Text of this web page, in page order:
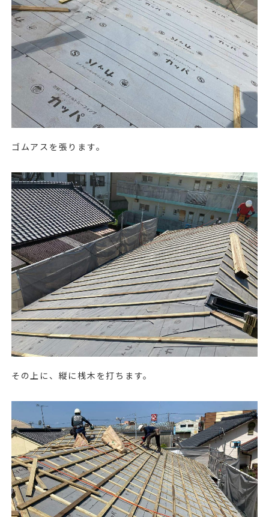
ゴムアスを張ります。
その上に、縦に桟木を打ちます。